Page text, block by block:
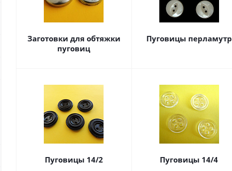
Заготовки для обтяжки
пуговиц
Пуговицы перламутр
Пуговицы 14/2 Пуговицы 14/4